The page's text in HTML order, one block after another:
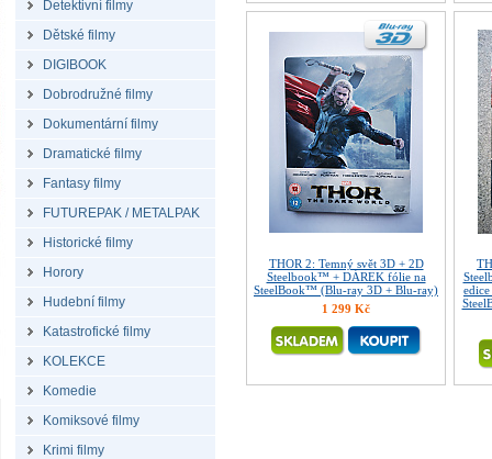
Detektivní filmy
Dětské filmy
DIGIBOOK
Dobrodružné filmy
Dokumentární filmy
Dramatické filmy
Fantasy filmy
FUTUREPAK / METALPAK
Historické filmy
Horory
Hudební filmy
Katastrofické filmy
KOLEKCE
Komedie
Komiksové filmy
Krimi filmy
THOR 2: Temný svět 3D + 2D
Steelbook™ + DÁREK fólie na
SteelBook™ (Blu-ray 3D + Blu-ray)
1 299 Kč